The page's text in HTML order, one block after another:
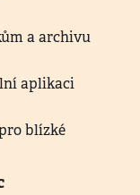
a archivu
aplikaci
blízké